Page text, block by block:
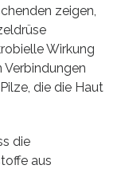
zeigen,
Wirkung
Verbindungen
die die Haut
die
aus